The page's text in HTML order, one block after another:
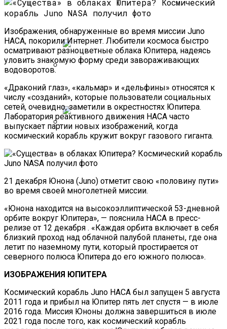
Громкое Открытие NASA: На Спутнике
Сатурна Все-Таки Возможно
Существование Жизни
На Пресс-Конференции NASA Расскажет
Про Воду В Солнечной Системе
Ученые: Викинги Никогда Не Боролись
На Собственных Мечах
Изображения, обнаруженные во время миссии Juno
НАСА, покорили Интернет. Любители космоса быстро
осматривают разноцветные облака Юпитера, надеясь
уловить знакомую форму среди завораживающих
водоворотов.
«Драконий глаз», «кальмар» и «дельфины» относятся к
числу «созданий», которые пользователи социальных
сетей, очевидно, заметили в окрестностях Юпитера.
Лаборатория реактивного движения НАСА часто
выпускает партии новых изображений, когда
космический корабль кружит вокруг газового гиганта.
21 декабря Юнона (Juno) отметит свою «половину пути»
во время своей многолетней миссии.
«Юнона находится на высокоэллиптической 53-дневной
орбите вокруг Юпитера», — пояснила НАСА в пресс-
релизе от 12 декабря . «Каждая орбита включает в себя
близкий проход над облачной палубой планеты, где она
летит по наземному пути, который простирается от
северного полюса Юпитера до его южного полюса».
ИЗОБРАЖЕНИЯ ЮПИТЕРА
Космический корабль Juno НАСА был запущен 5 августа
2011 года и прибыл на Юпитер пять лет спустя — в июле
2016 года. Миссия Юноны должна завершиться в июле
2021 года после того, как космический корабль